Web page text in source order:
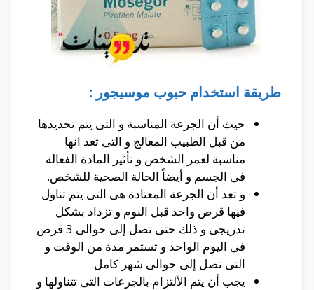
طريقة استخدام حبوب موسيجور :
حيث أن الجرعة المناسبة و التى يتم تحديدها
من قبل الطبيب المعالج و التى تعد انها
مناسبة لعمر الشخص و تأثير المادة الفعالة
فى الجسم و أيضاً الحالة الصحية للشخص.
و تعد أن الجرعة المعتادة هى التى يتم تناول
فيها قرص واحد قبل النوم و تزداد بشكل
تدريجى و ذلك حتى تصل إلى حوالى 3 قرص
فى اليوم الواحد و تستمر مدة من الوقت و
التى تصل إلى حوالى شهر كامل.
يجب أن يتم الألتزام بالجرعات التى تتناولها و